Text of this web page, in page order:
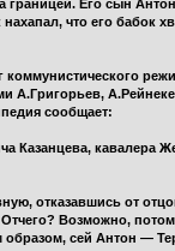
границей. Его сын
что его бабок
А.Григорьев,
сообщает:
кавалера
отказавшись от
Возможно,
сей Антон —